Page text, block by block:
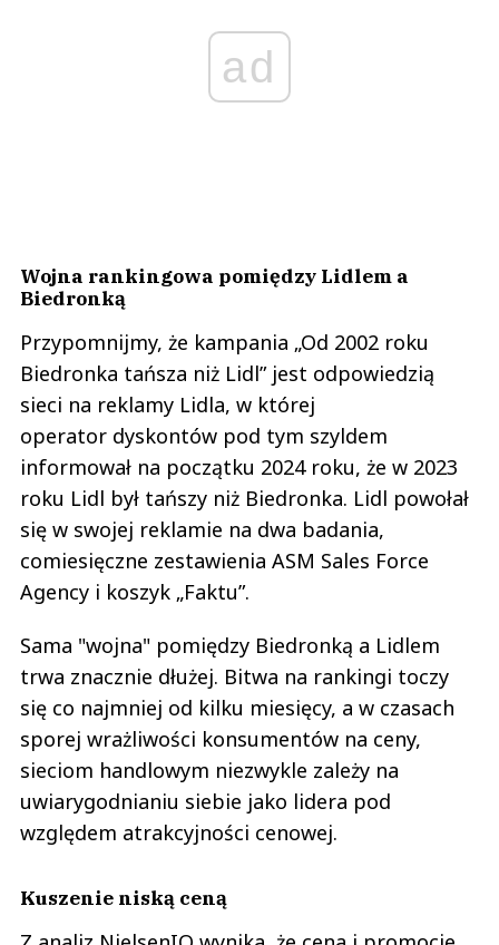
ad
Wojna rankingowa pomiędzy Lidlem a
Biedronką
Przypomnijmy, że kampania „Od 2002 roku
Biedronka tańsza niż Lidl” jest odpowiedzią
sieci na reklamy Lidla, w której
operator dyskontów pod tym szyldem
informował na początku 2024 roku, że w 2023
roku Lidl był tańszy niż Biedronka. Lidl powołał
się w swojej reklamie na dwa badania,
comiesięczne zestawienia ASM Sales Force
Agency i koszyk „Faktu”.
Sama "wojna" pomiędzy Biedronką a Lidlem
trwa znacznie dłużej. Bitwa na rankingi toczy
się co najmniej od kilku miesięcy, a w czasach
sporej wrażliwości konsumentów na ceny,
sieciom handlowym niezwykle zależy na
uwiarygodnianiu siebie jako lidera pod
względem atrakcyjności cenowej.
Kuszenie niską ceną